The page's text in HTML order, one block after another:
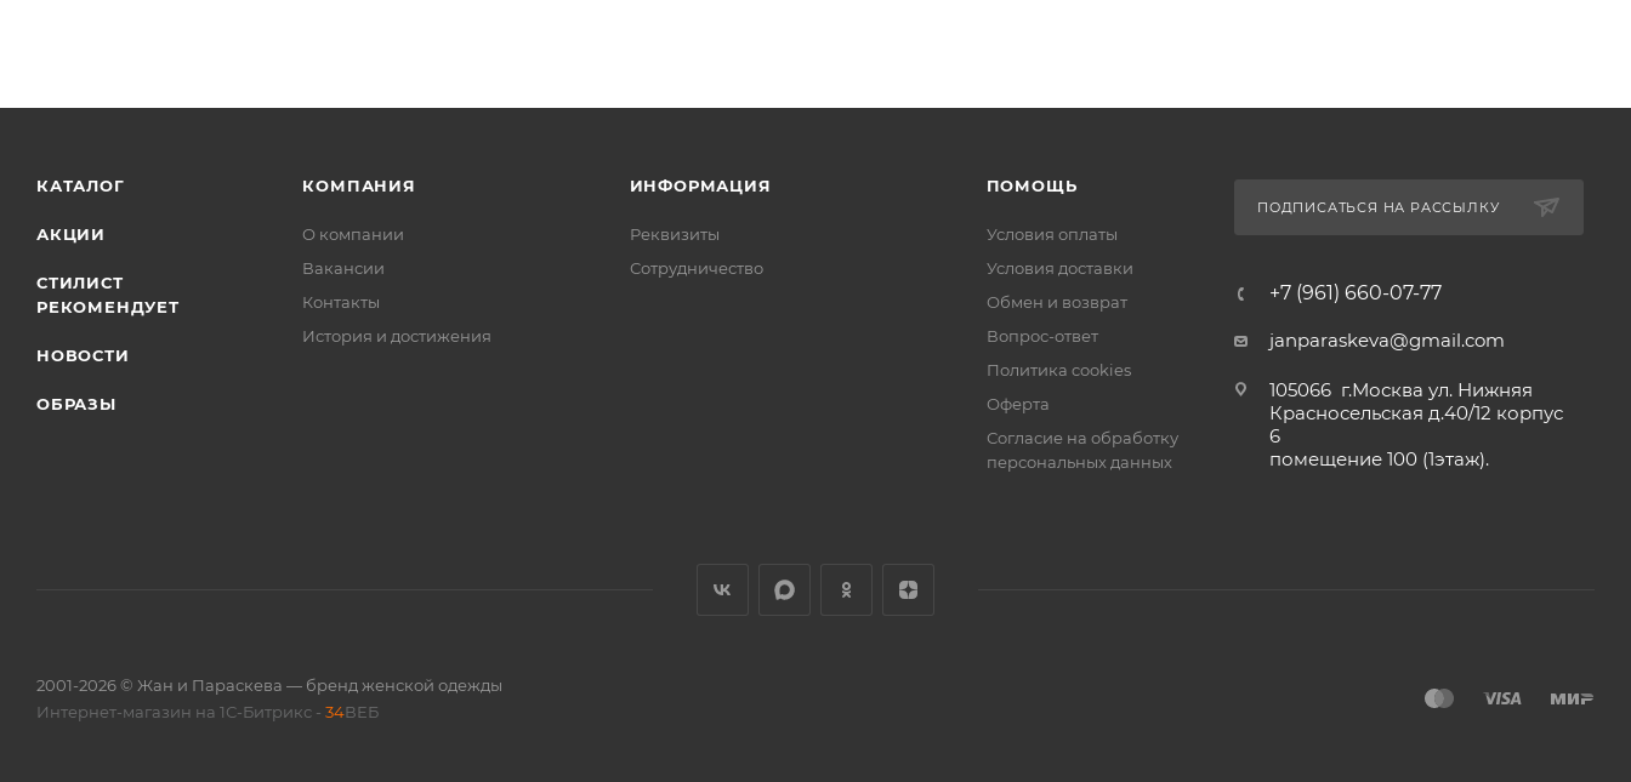
КАТАЛОГ
АКЦИИ
СТИЛИСТ
РЕКОМЕНДУЕТ
НОВОСТИ
ОБРАЗЫ
КОМПАНИЯ
О компании
Вакансии
Контакты
История и достижения
ИНФОРМАЦИЯ
Реквизиты
Сотрудничество
ПОМОЩЬ
Условия оплаты
Условия доставки
Обмен и возврат
Вопрос-ответ
Политика cookies
Оферта
Согласие на обработку
персональных данных
ПОДПИСАТЬСЯ НА РАССЫЛКУ
+7 (961) 660-07-77
janparaskeva@gmail.com
105066 г.Москва ул. Нижняя
Красносельская д.40/12 корпус
6
помещение 100 (1этаж).
2001-2026 © Жан и Параскева — бренд женской одежды
Интернет-магазин на 1С-Битрикс - 34ВЕБ